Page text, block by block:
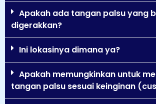
Apakah ada tangan palsu yang
digerakkan?
Ini lokasinya dimana ya?
Apakah memungkinkan untuk
tangan palsu sesuai keinginan